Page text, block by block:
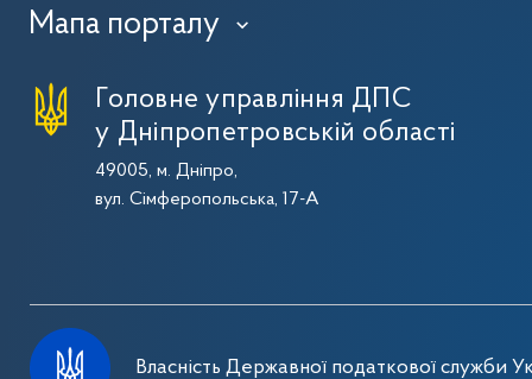
Мапа порталу ›
Головне управління ДПС
у Дніпропетровській області
49005, м. Дніпро,
вул. Сімферопольська, 17-А
Власність Державної податкової служби